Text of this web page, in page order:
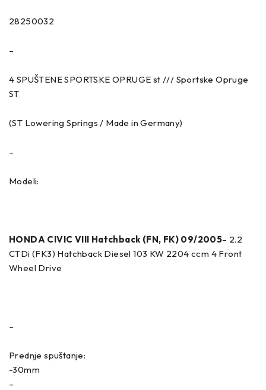
28250032
–
4 SPUŠTENE SPORTSKE OPRUGE st /// Sportske Opruge
ST
(ST Lowering Springs / Made in Germany)
–
Modeli:
HONDA CIVIC VIII Hatchback (FN, FK) 09/2005– 2.2
CTDi (FK3) Hatchback Diesel 103 KW 2204 ccm 4 Front
Wheel Drive
–
Prednje spuštanje:
-30mm
–